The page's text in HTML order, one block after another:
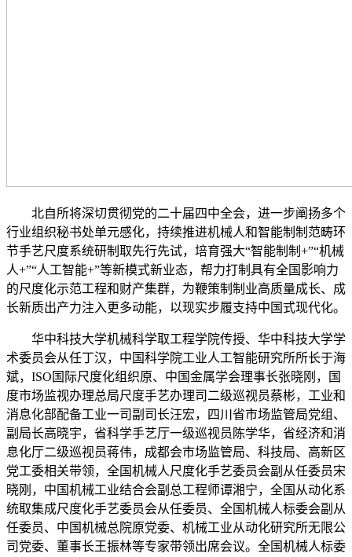
北自所将深切贯彻党的二十届四中全会，进一步阐扬多个
行业组织秘书处单元感化，持续推进机械人和智能制制范畴环
节手艺尺度系统研制取先行先试，培育强大“智能制制+”“机械
人+”“人工智能+”等新模式新业态，帮力打制具有全国影响力
的尺度化示范工程和财产集群，为鞭策制制业高质量成长、成
长新质出产力注入更多动能，以现实步履支持中国式现代化。
华中科技大学机械科学取工程学院传授、华中科技大学学
术委员会从任丁汉，中国科学院工业人工智能研究所所长于海
斌，ISO国际尺度化组织原、中国金属学会理事长张晓刚，国
度市场监视办理总局尺度手艺办理司二级巡视员蔡彬，工业和
消息化部配备工业一司副司长汪宏，四川省市场监管局党组、
副局长高晓宇，省科学手艺厅一级巡视员陈学华，省经济和消
息化厅二级巡视员蒋伟，成都会市场监管局、科技局、高新区
党工委相关带领，全国机械人尺度化手艺委员会副从任委员宋
晓刚，中国机械工业结合会副总工程师谭湘宁，全国从动化系
统取集成尺度化手艺委员会从任委员、全国机械人标委会副从
任委员、中国机械总院原党委、机械工业从动化研究所无限公
司党委、董事长王振林等专家带领出席会议。全国机械人标委